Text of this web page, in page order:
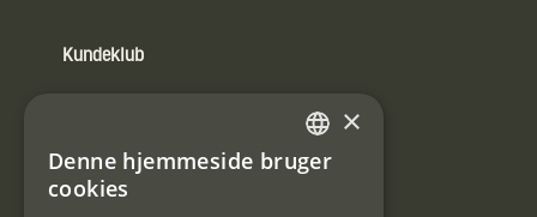
Kundeklub
E-
SWEDISH
×
Denne hjemmeside bruger
cookies